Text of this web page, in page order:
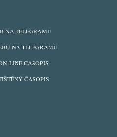
NA TELEGRAMU
NA TELEGRAMU
LINE ČASOPIS
ČASOPIS